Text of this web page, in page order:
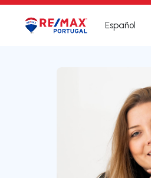
LogotipoIr a la página de inicio
Español